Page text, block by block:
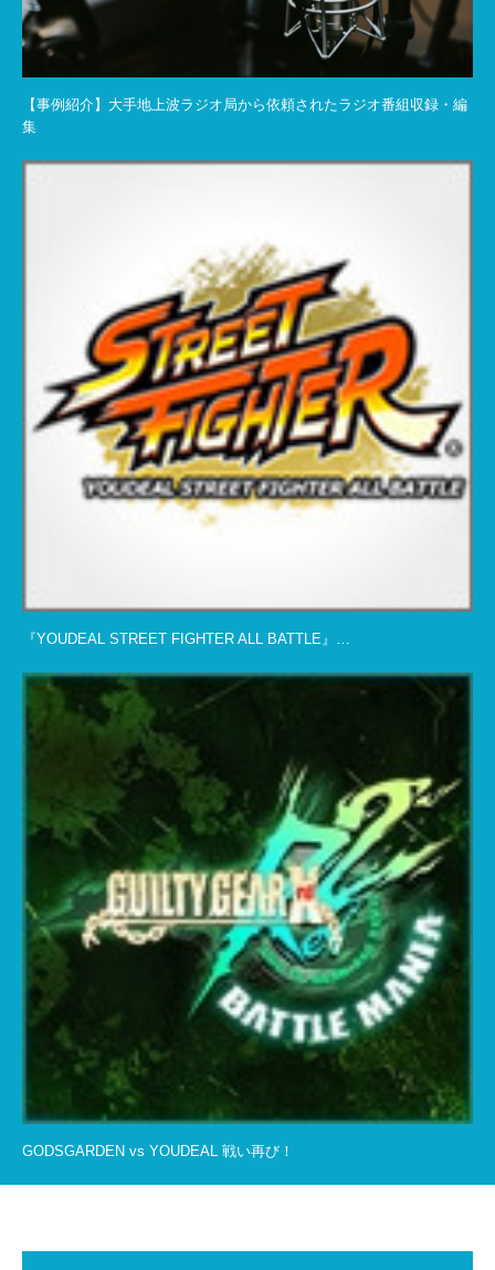
【事例紹介】大手地上波ラジオ局から依頼されたラジオ番組収録・編
集
『YOUDEAL STREET FIGHTER ALL BATTLE』…
GODSGARDEN vs YOUDEAL 戦い再び！